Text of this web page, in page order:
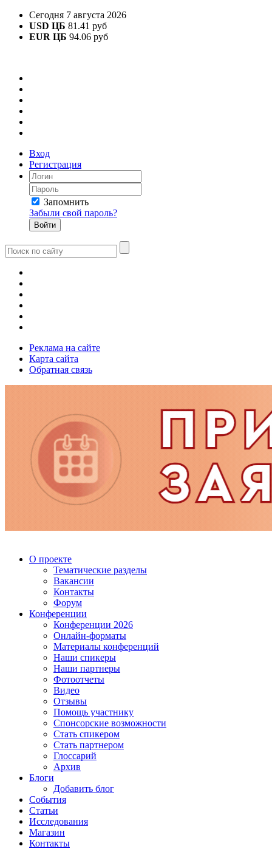
Сегодня 7 августа 2026
USD ЦБ 81.41 руб
EUR ЦБ 94.06 руб
Вход
Регистрация
Запомнить
Забыли свой пароль?
Реклама на сайте
Карта сайта
Обратная связь
О проекте
Тематические разделы
Вакансии
Контакты
Форум
Конференции
Конференции 2026
Онлайн-форматы
Материалы конференций
Наши спикеры
Наши партнеры
Фотоотчеты
Видео
Отзывы
Помощь участнику
Спонсорские возможности
Стать спикером
Стать партнером
Глоссарий
Архив
Блоги
Добавить блог
События
Статьи
Исследования
Магазин
Контакты